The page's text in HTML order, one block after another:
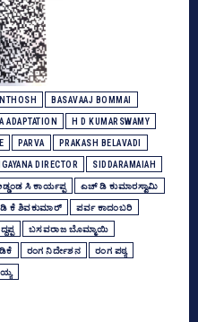
BASAVAAJ BOMMAI
ADAPTATION H D KUMARSWAMY
PARVA PRAKASH BELAVADI
DIRECTOR SIDDARAMAIAH
ಸಿ ಕಾರ್ಯಪ್ಪ ಎಚ್‌ ಡಿ ಕುಮಾರಸ್ವಾಮಿ
ಡಿ ಕೆ ಶಿವಕುಮಾರ್ ಪರ್ವ ಕಾದಂಬರಿ
ಬಸವರಾಜ ಬೊಮ್ಮಾಯಿ
ರಂಗ ನಿರ್ದೇಶನ ರಂಗ ಪಠ್ಯ